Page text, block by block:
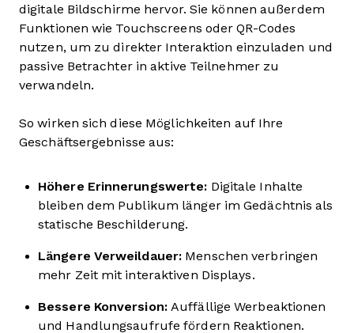
digitale Bildschirme hervor. Sie können außerdem
Funktionen wie Touchscreens oder QR-Codes
nutzen, um zu direkter Interaktion einzuladen und
passive Betrachter in aktive Teilnehmer zu
verwandeln.
So wirken sich diese Möglichkeiten auf Ihre
Geschäftsergebnisse aus:
Höhere Erinnerungswerte: Digitale Inhalte
bleiben dem Publikum länger im Gedächtnis als
statische Beschilderung.
Längere Verweildauer: Menschen verbringen
mehr Zeit mit interaktiven Displays.
Bessere Konversion:Auffällige Werbeaktionen
und Handlungsaufrufe fördern Reaktionen.